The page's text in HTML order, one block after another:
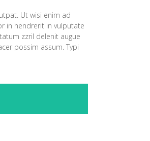
Ut wisi enim ad
in hendrerit in vulputate
zzril delenit augue
possim assum. Typi